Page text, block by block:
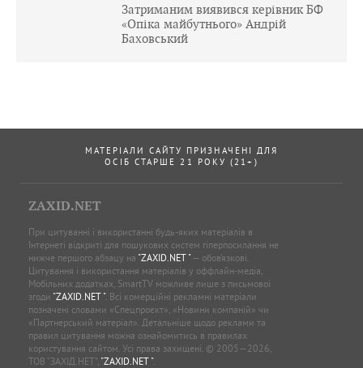
Затриманим виявився керівник БФ
«Опіка майбутнього» Андрій
Баховський
МАТЕРІАЛИ САЙТУ ПРИЗНАЧЕНІ ДЛЯ
ОСІБ СТАРШЕ 21 РОКУ (21+)
ZAXID.NET
При цитуванні і використанні будь-яких матеріалів в
Інтернеті відкриті для пошукових систем гіперпосилання не
нижче першого абзацу на "ZAXID.NET "— обов’язкові.
Цитування і використання матеріалів у оффлайн-медіа,
Мобільних додатках, SmartTV можливе лише з письмової
згоди "ZAXID.NET ". Всі комерційні рекламні матеріали
позначені словами «Спецпроєкт», «Новини компаній» чи
«Партнерський матеріал». Детальніше щодо реклами та
правил цитування можна ознайомитись в правилах
користування сайтом. Усі права захищені. © 2005—2026,
ТОВ “ЗАХІД.НЕТ”, "ZAXID.NET ".